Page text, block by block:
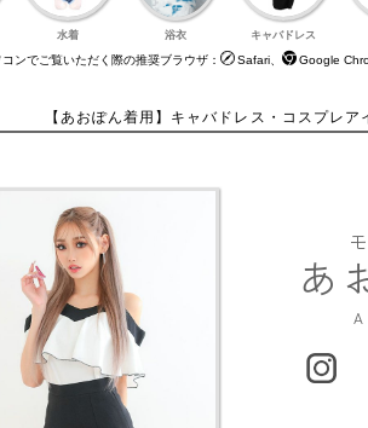
水着 浴衣 キャバドレス
コンでご覧いただく際の推奨ブラウザ： Safari、 Google
【あおぽん着用】キャバドレス・コスプレア
あ